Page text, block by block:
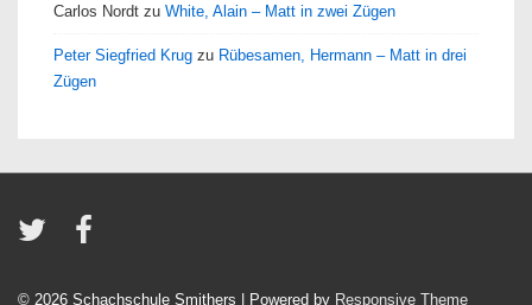
Carlos Nordt zu White, Alain – Matt in zwei Zügen
Peter Siegfried Krug zu Rübesamen, Hermann – Matt in drei
Zügen
© 2026 Schachschule Smithers | Powered by Responsive Theme